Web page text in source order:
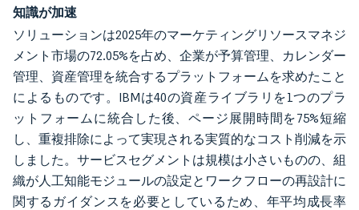
知識が加速
ソリューションは2025年のマーケティングリソースマネジ
メント市場の72.05%を占め、企業が予算管理、カレンダー
管理、資産管理を統合するプラットフォームを求めたこと
によるものです。IBMは40の資産ライブラリを1つのプラ
ットフォームに統合した後、ページ展開時間を75%短縮
し、重複排除によって実現される実質的なコスト削減を示
しました。サービスセグメントは規模は小さいものの、組
織が人工知能モジュールの設定とワークフローの再設計に
関するガイダンスを必要としているため、年平均成長率